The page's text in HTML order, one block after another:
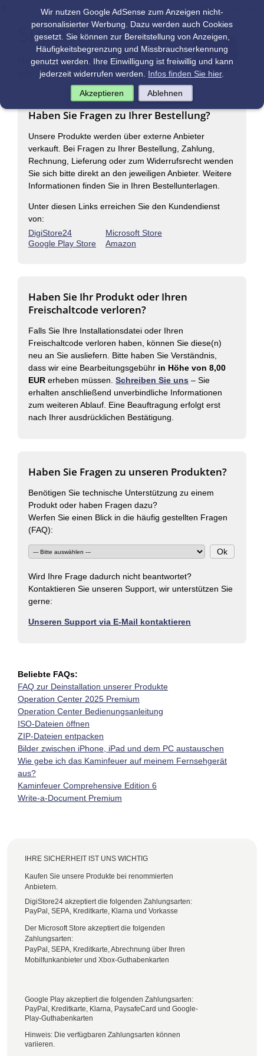
PRODUKTE UPDATES
Support
Herzlich willkommen! Wie können
wir Sie unterstützen?
Haben Sie Fragen zu Ihrer Bestellung?
Unsere Produkte werden über externe Anbieter
verkauft. Bei Fragen zu Ihrer Bestellung, Zahlung,
Rechnung, Lieferung oder zum Widerrufsrecht wenden
Sie sich bitte direkt an den jeweiligen Anbieter. Weitere
Informationen finden Sie in Ihren Bestellunterlagen.
Unter diesen Links erreichen Sie den Kundendienst
von:
DigiStore24
Microsoft Store
Google Play Store
Amazon
Haben Sie Ihr Produkt oder Ihren
Freischaltcode verloren?
Falls Sie Ihre Installationsdatei oder Ihren
Freischaltcode verloren haben, können Sie diese(n)
neu an Sie ausliefern. Bitte haben Sie Verständnis,
dass wir eine Bearbeitungsgebühr in Höhe von 8,00
EUR erheben müssen. Schreiben Sie uns – Sie
erhalten anschließend unverbindliche Informationen
zum weiteren Ablauf. Eine Beauftragung erfolgt erst
nach Ihrer ausdrücklichen Bestätigung.
Haben Sie Fragen zu unseren Produkten?
Benötigen Sie technische Unterstützung zu einem
Produkt oder haben Fragen dazu?
Werfen Sie einen Blick in die häufig gestellten Fragen
(FAQ):
Wird Ihre Frage dadurch nicht beantwortet?
Kontaktieren Sie unseren Support, wir unterstützen Sie
gerne:
Unseren Support via E-Mail kontaktieren
Beliebte FAQs:
FAQ zur Deinstallation unserer Produkte
Operation Center 2025 Premium
Operation Center Bedienungsanleitung
ISO-Dateien öffnen
ZIP-Dateien entpacken
Bilder zwischen iPhone, iPad und dem PC austauschen
Wie gebe ich das Kaminfeuer auf meinem Fernsehgerät
aus?
Kaminfeuer Comprehensive Edition 6
Write-a-Document Premium
IHRE SICHERHEIT IST UNS WICHTIG
Kaufen Sie unsere Produkte bei renommierten
Anbietern.
DigiStore24 akzeptiert die folgenden Zahlungsarten:
PayPal, SEPA, Kreditkarte, Klarna und Vorkasse
Der Microsoft Store akzeptiert die folgenden
Zahlungsarten:
PayPal, SEPA, Kreditkarte, Abrechnung über Ihren
Mobilfunkanbieter und Xbox-Guthabenkarten
Google Play akzeptiert die folgenden Zahlungsarten:
PayPal, Kreditkarte, Klarna, PaysafeCard und Google-
Play-Guthabenkarten
Hinweis: Die verfügbaren Zahlungsarten können
variieren.
Wir nutzen Google AdSense zum Anzeigen nicht-
personalisierter Werbung. Dazu werden auch Cookies
gesetzt. Sie können zur Bereitstellung von Anzeigen,
Häufigkeitsbegrenzung und Missbrauchserkennung
genutzt werden. Ihre Einwilligung ist freiwillig und kann
jederzeit widerrufen werden. Infos finden Sie hier.
Akzeptieren Ablehnen